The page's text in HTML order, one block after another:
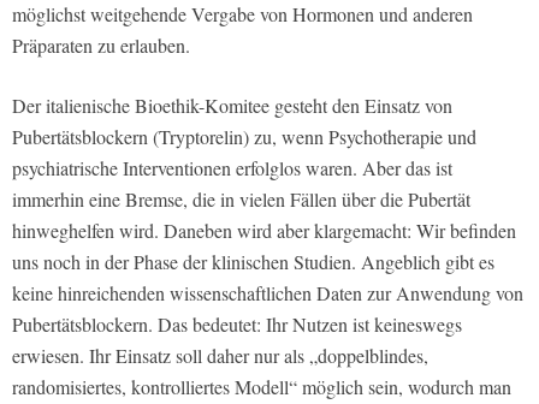
möglichst weitgehende Vergabe von Hormonen und anderen
Präparaten zu erlauben.
Der italienische Bioethik-Komitee gesteht den Einsatz von
Pubertätsblockern (Tryptorelin) zu, wenn Psychotherapie und
psychiatrische Interventionen erfolglos waren. Aber das ist
immerhin eine Bremse, die in vielen Fällen über die Pubertät
hinweghelfen wird. Daneben wird aber klargemacht: Wir befinden
uns noch in der Phase der klinischen Studien. Angeblich gibt es
keine hinreichenden wissenschaftlichen Daten zur Anwendung von
Pubertätsblockern. Das bedeutet: Ihr Nutzen ist keineswegs
erwiesen. Ihr Einsatz soll daher nur als „doppelblindes,
randomisiertes, kontrolliertes Modell“ möglich sein, wodurch man